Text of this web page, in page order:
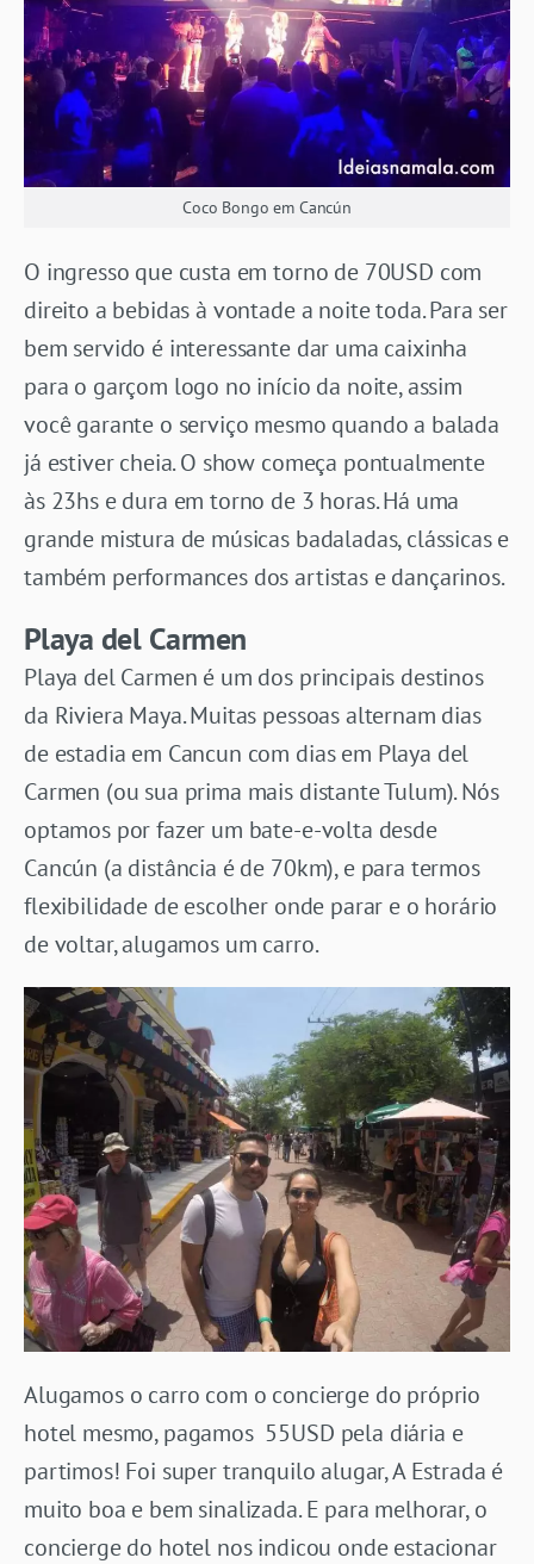
Coco Bongo em Cancún
O ingresso que custa em torno de 70USD com
direito a bebidas à vontade a noite toda. Para ser
bem servido é interessante dar uma caixinha
para o garçom logo no início da noite, assim
você garante o serviço mesmo quando a balada
já estiver cheia. O show começa pontualmente
às 23hs e dura em torno de 3 horas. Há uma
grande mistura de músicas badaladas, clássicas e
também performances dos artistas e dançarinos.
Playa del Carmen
Playa del Carmen é um dos principais destinos
da Riviera Maya. Muitas pessoas alternam dias
de estadia em Cancun com dias em Playa del
Carmen (ou sua prima mais distante Tulum). Nós
optamos por fazer um bate-e-volta desde
Cancún (a distância é de 70km), e para termos
flexibilidade de escolher onde parar e o horário
de voltar, alugamos um carro.
Alugamos o carro com o concierge do próprio
hotel mesmo, pagamos 55USD pela diária e
partimos! Foi super tranquilo alugar, A Estrada é
muito boa e bem sinalizada. E para melhorar, o
concierge do hotel nos indicou onde estacionar